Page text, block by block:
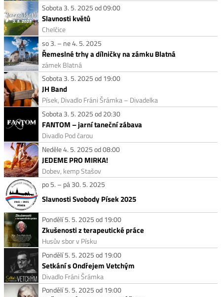
Sobota 3. 5. 2025 od 09:00
Slavnosti květů
Chelčice
so 3. – ne 4. 5. 2025
Řemeslné trhy a dílničky na zámku Blatná
zámek Blatná
Sobota 3. 5. 2025 od 19:00
JH Band
Písek, Divadlo Fráni Šrámka – Divadelka
Sobota 3. 5. 2025 od 20:30
FANTOM – jarní taneční zábava
Divadlo Pod čarou
Neděle 4. 5. 2025 od 08:00
JEDEME PRO MIRKA!
Dobev, kemp Stašov
po 5. – pá 30. 5. 2025
Slavnosti Svobody Písek 2025
Pondělí 5. 5. 2025 od 19:00
Zkušenosti z terapeutické práce
Husův sbor v Písku
Pondělí 5. 5. 2025 od 19:00
Setkání s Ondřejem Vetchým
Divadlo Fráni Šrámka
Pondělí 5. 5. 2025 od 19:00